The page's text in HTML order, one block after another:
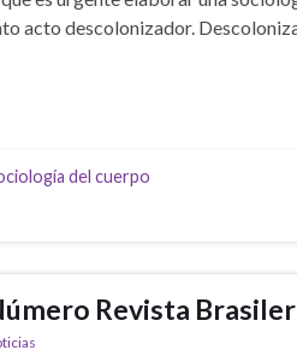
acto descolonizador.
del cuerpo
Revista